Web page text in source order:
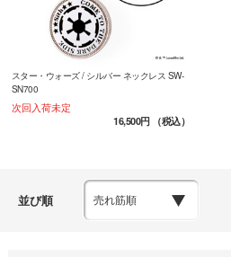
スター・ウォーズ / シルバー ネックレス SW-
SN700
次回入荷未定
16,500円（税込）
並び順